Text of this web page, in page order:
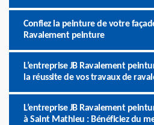
Confiez la peinture de votre
Ravalement peinture
L’entreprise JB Ravalement
la réussite de vos travaux de
L’entreprise JB Ravalement
à Saint Mathieu : Bénéficiez du